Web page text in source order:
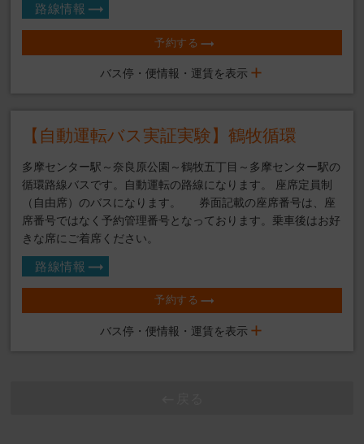
路線情報
予約する
バス停・便情報・運賃を表示
【自動運転バス実証実験】鶴牧循環
多摩センター駅～奈良原公園～鶴牧五丁目～多摩センター駅の
循環路線バスです。自動運転の路線になります。 座席定員制
（自由席）のバスになります。 券面記載の座席番号は、座
席番号ではなく予約管理番号となっております。乗車後はお好
きな席にご着席ください。
路線情報
予約する
バス停・便情報・運賃を表示